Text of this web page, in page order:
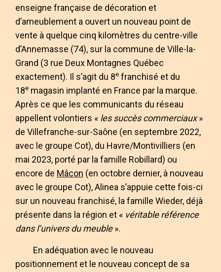
enseigne française de décoration et
d’ameublement a ouvert un nouveau point de
vente à quelque cinq kilomètres du centre-ville
d’Annemasse (74), sur la commune de Ville-la-
Grand (3 rue Deux Montagnes Québec
exactement). Il s’agit du 8e franchisé et du
18e magasin implanté en France par la marque.
Après ce que les communicants du réseau
appellent volontiers « les succès commerciaux»
de Villefranche-sur-Saône (en septembre 2022,
avec le groupe Cot), du Havre/Montivilliers (en
mai 2023, porté par la famille Robillard) ou
encore de Mâcon (en octobre dernier, à nouveau
avec le groupe Cot), Alinea s’appuie cette fois-ci
sur un nouveau franchisé, la famille Wieder, déjà
présente dans la région et « véritable référence
dans l’univers du meuble».
En adéquation avec le nouveau
positionnement et le nouveau concept de sa